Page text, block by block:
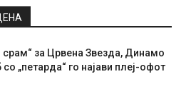
срам“ за Црвена Звезда, Динамо
со „петарда“ го најави плеј-офот